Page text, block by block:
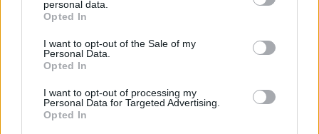
grant or deny consent to Google and its third-party tags to
use your data for below specified purposes in below Google
consent section.
personal data.
Opted In
I want to opt-out of the Sale of my
Personal Data.
Opted In
I want to opt-out of processing my
Personal Data for Targeted Advertising.
Opted In
un ferito
Sangue, musica e solidarietà con Avis Olbia al
Delta Center
Meteo Olbia 9 agosto, temperature in calo